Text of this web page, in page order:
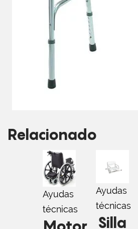
Relacionado
Ayudas
técnicas
Ayudas
técnicas
Silla